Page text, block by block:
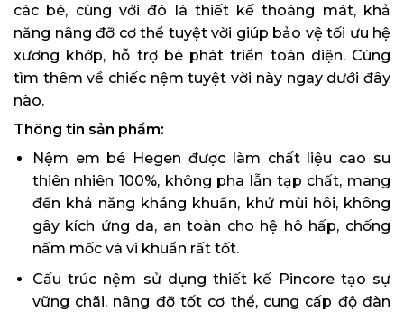
các bé, cùng với đó là thiết kế thoáng mát, khả
năng nâng đỡ cơ thể tuyệt vời giúp bảo vệ tối ưu hệ
xương khớp, hỗ trợ bé phát triển toàn diện. Cùng
tìm thêm về chiếc nệm tuyệt vời này ngay dưới đây
nào.
Thông tin sản phẩm:
Nệm em bé Hegen được làm chất liệu cao su
thiên nhiên 100%, không pha lẫn tạp chất, mang
đến khả năng kháng khuẩn, khử mùi hôi, không
gây kích ứng da, an toàn cho hệ hô hấp, chống
nấm mốc và vi khuẩn rất tốt.
Cấu trúc nệm sử dụng thiết kế Pincore tạo sự
vững chãi, nâng đỡ tốt cơ thể, cung cấp độ đàn